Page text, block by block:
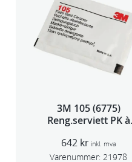
3M 105 (6775)
Reng.serviett PK à
642 kr inkl. mva
Varenummer: 21978